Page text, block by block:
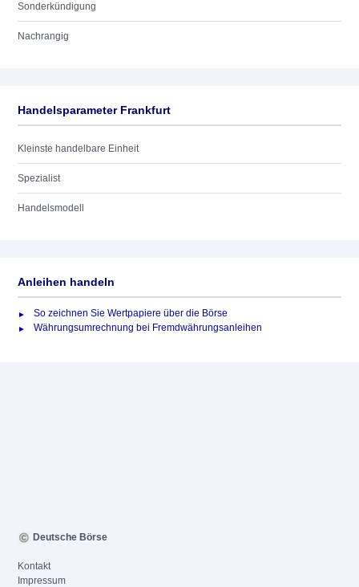
Sonderkündigung
Nachrangig
Handelsparameter Frankfurt
Kleinste handelbare Einheit
Spezialist
Handelsmodell
Anleihen handeln
So zeichnen Sie Wertpapiere über die Börse
Währungsumrechnung bei Fremdwährungsanleihen
Deutsche Börse
Kontakt
Impressum